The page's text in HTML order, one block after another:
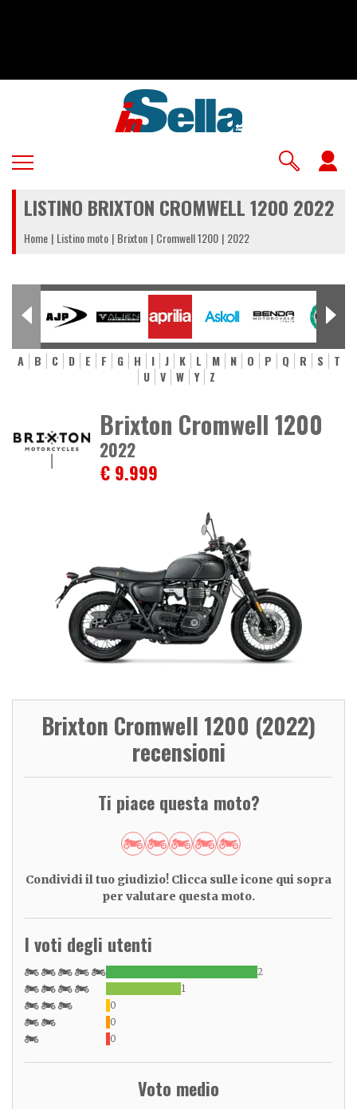
LISTINO BRIXTON CROMWELL 1200 2022
Home Listino moto Brixton Cromwell 1200 2022
A B C D E F G H I J K L M N O P Q R S
T
U
V W Y Z
Brixton Cromwell 1200
2022
€ 9.999
Brixton Cromwell 1200 (2022)
recensioni
Ti piace questa moto?
Condividi il tuo giudizio! Clicca sulle icone qui sopra
per valutare questa moto.
I voti degli utenti
2
1
0
0
0
Voto medio